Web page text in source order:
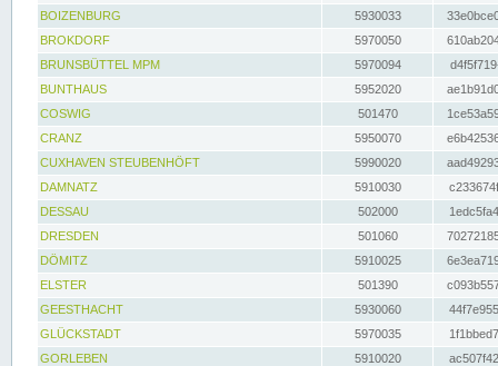
BOIZENBURG
5930033
BROKDORF
5970050
BRUNSBÜTTEL MPM
5970094
BUNTHAUS
5952020
COSWIG
501470
CRANZ
5950070
CUXHAVEN STEUBENHÖFT
5990020
DAMNATZ
5910030
DESSAU
502000
DRESDEN
501060
DÖMITZ
5910025
ELSTER
501390
GEESTHACHT
5930060
GLÜCKSTADT
5970035
GORLEBEN
5910020